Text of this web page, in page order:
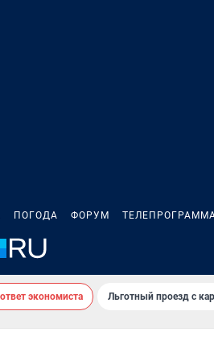
ПОГОДА ФОРУМ
экономиста Льготный проезд с